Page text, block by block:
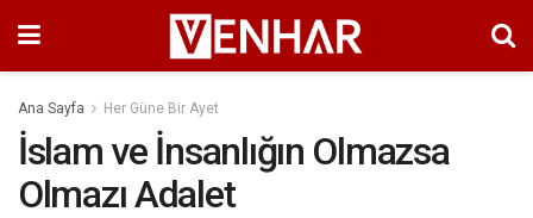
Ana Sayfa Her Güne Bir Ayet
İslam ve İnsanlığın Olmazsa
Olmazı Adalet